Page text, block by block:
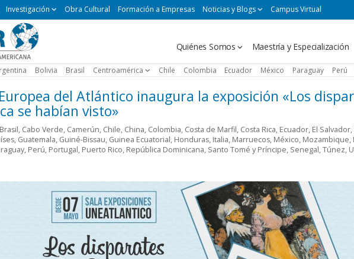
Investigación Obra Cultural Formación a Empresas Noticias y Blogs Campus Virtual
Navegación
Quiénes Somos Maestría y Especialización
Bolivia Brasil Centroamérica Chile Colombia Ecuador México Paraguay Perú
del Atlántico inaugura la exposición «Los
se habían visto»
Brasil, Cabo Verde, Camerún, Chile, China, Colombia, Costa de Marfil, Costa Rica, Ecuador, El Salvador,
, Guatemala, Guiné-Bissau, Guinea Ecuatorial, Honduras, Italia, Marruecos, México, Mozambique,
, Perú, Portugal, Puerto Rico, República Dominicana, Santo Tomé y Príncipe, Senegal,Túnez,